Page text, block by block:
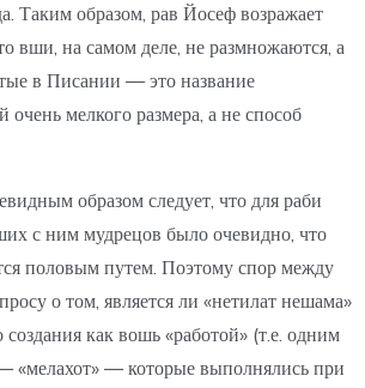
Таким образом, рав Йосеф возражает
вши, на самом деле, не размножаются, а
в Писании — это название
очень мелкого размера, а не способ
образом следует, что для раби
с ним мудрецов было очевидно, что
половым путем. Поэтому спор между
о том, является ли «нетилат нешама»
как вошь «работой» (т.е. одним
«мелахот» — которые выполнялись при